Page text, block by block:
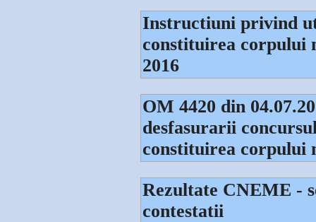
Instructiuni privind
constituirea corpului
2016
OM 4420 din
desfasurarii
constituirea corpului
Rezultate CNEME -
contestatii